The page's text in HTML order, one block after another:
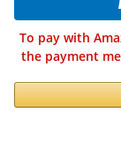
To pay with
the payment